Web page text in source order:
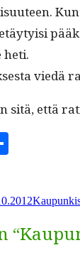
heti.
viedä
sitä, että